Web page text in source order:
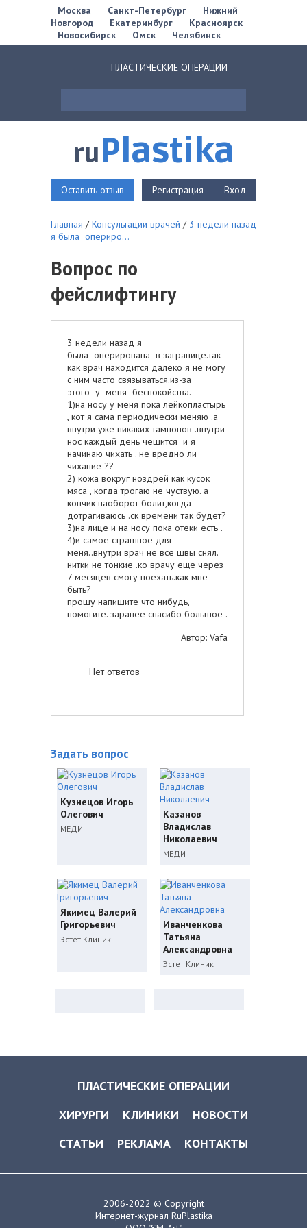
Москва Санкт-Петербург
Нижний
Новгород
Екатеринбург
Красноярск
Новосибирск
Омск Челябинск
ПЛАСТИЧЕСКИЕ ОПЕРАЦИИ
ruPlastika
Оставить отзыв Регистрация Вход
Главная /Консультации врачей / 3 недели назад
я была опериро...
Вопрос по
фейслифтингу
3 недели назад я
была оперирована в загранице.так
как врач находится далеко я не могу
с ним часто связываться.из-за
этого у меня беспокойства.
1)на носу у меня пока лейкопластырь
, кот я сама периодически меняю .а
внутри уже никаких тампонов .внутри
нос каждый день чешится и я
начинаю чихать . не вредно ли
чихание ??
2) кожа вокруг ноздрей как кусок
мяса , когда трогаю не чуствую. а
кончик наоборот болит,когда
дотрагиваюсь .ск времени так будет?
3)на лице и на носу пока отеки есть .
4)и самое страшное для
меня..внутри врач не все швы снял.
нитки не тонкие .ко врачу еще через
7 месяцев смогу поехать.как мне
быть?
прошу напишите что нибудь,
помогите. заранее спасибо большое .
Автор: Vafa
Нет ответов
Задать вопрос
Кузнецов Игорь
Олегович
МЕДИ
Казанов
Владислав
Николаевич
МЕДИ
Якимец Валерий
Григорьевич
Эстет Клиник
Иванченкова
Татьяна
Александровна
Эстет Клиник
ПЛАСТИЧЕСКИЕ ОПЕРАЦИИ
ХИРУРГИ
КЛИНИКИ
НОВОСТИ
СТАТЬИ
РЕКЛАМА КОНТАКТЫ
2006-2022 © Copyright
Интернет-журнал RuPlastika